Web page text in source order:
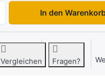
Universal 6021/3S zu
In den
Vergleichen Fragen?